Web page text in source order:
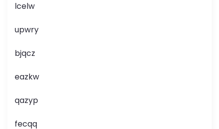
lcelw
upwry
bjqcz
eazkw
qazyp
fecqq